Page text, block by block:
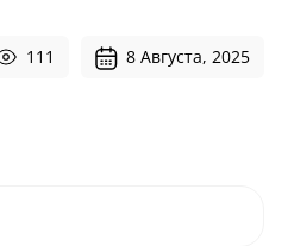
111 8 Августа, 2025